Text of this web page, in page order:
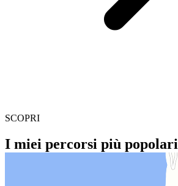
SCOPRI
I miei percorsi più popolari